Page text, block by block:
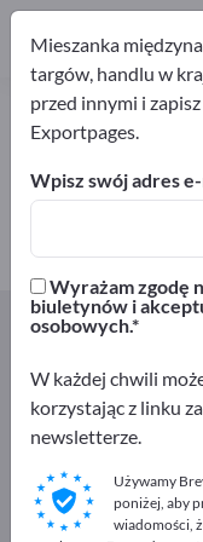
Pudełka
Exportpages
Pudełka na pizzę
Reklamuj
Szukaj – Oferty –
Mieszanka
targów, handlu w
przed innymi i
Exportpages.
Wpisz swój adres
Wyrażam zgodę
biuletynów i
osobowych.
W każdej chwili
korzystając z linku
newsletterze.
Używamy
poniżej, aby
wiadomości,